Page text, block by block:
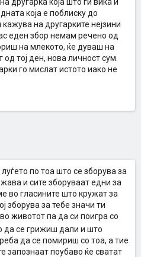
која е поблиску до
на другарките нејзини
еден збор немам речено од
на млекото, ќе дуваш на
тој ден, нова личност сум.
го мислат истото иако не
по тоа што се зборува за
и сите зборуваат едни за
во гласините што кружат за
зборува за тебе значи ти
животот па да си поигра со
да се грижиш дали и што
да се помириш со тоа, а тие
запознаат поубаво ќе сватат